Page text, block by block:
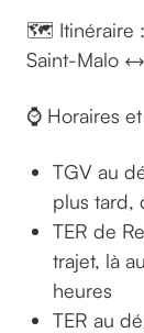
🗺️ Itinéraire
Saint-Malo
⌚ Horaires
TGV au
plus tard,
TER de
trajet, là
heures
TER au